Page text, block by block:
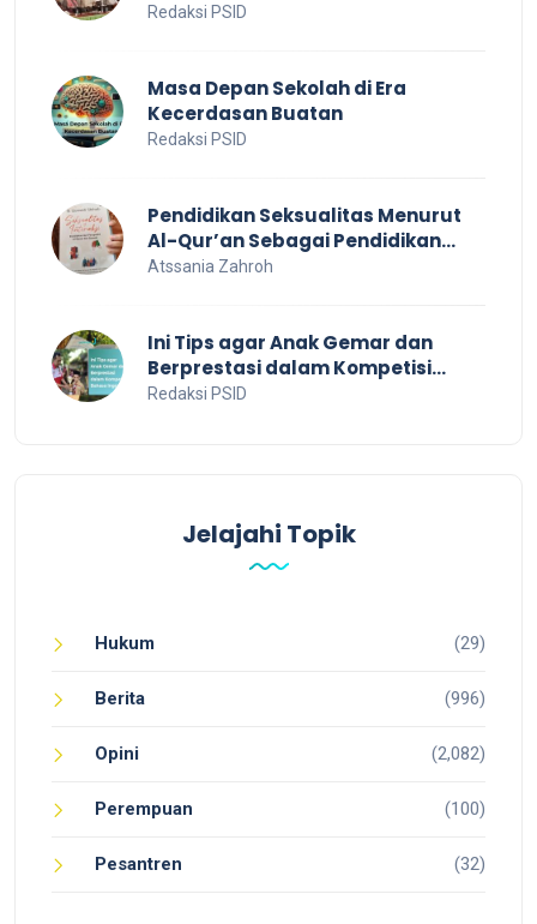
Redaksi PSID
Masa Depan Sekolah di Era
Kecerdasan Buatan
Redaksi PSID
Pendidikan Seksualitas Menurut
Al-Qur’an Sebagai Pendidikan
Dalam Keluarga
Atssania Zahroh
Ini Tips agar Anak Gemar dan
Berprestasi dalam Kompetisi
Bahasa Inggris
Redaksi PSID
Jelajahi Topik
Hukum (29)
Berita (996)
Opini (2,082)
Perempuan (100)
Pesantren (32)